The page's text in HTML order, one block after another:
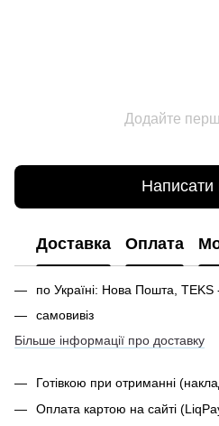
Додайте
Написати
Доставка Оплата
по Україні: Нова Пошта, TEKS
самовивіз
Більше інформації про доставку
Готівкою при отриманні
Оплата картою на сайті